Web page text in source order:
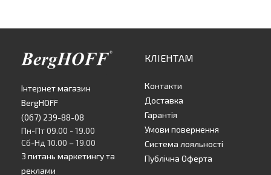
Інтернет магазин
BergHOFF
(067) 239-88-08
Пн-Пт 09.00 - 19.00
Сб-Нд 10.00 – 19.00
З питань маркетингу та
реклами
КЛІЕНТАМ
Контакти
Доставка
Гарантія
Умови повернення
Система лояльності
Публічна Оферта